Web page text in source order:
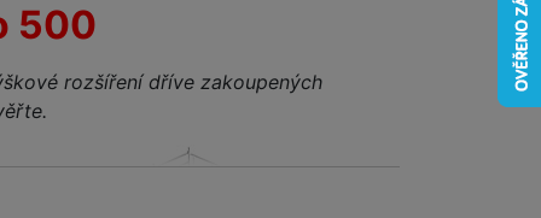
500
rozšíření dříve zakoupených